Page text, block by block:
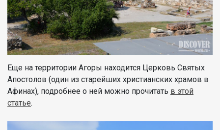
Еще на территории Агоры находится Церковь Святых
Апостолов (один из старейших христианских храмов в
Афинах), подробнее о ней можно прочитать в этой
статье.